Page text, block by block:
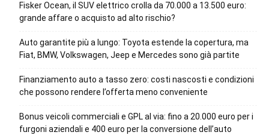
Fisker Ocean, il SUV elettrico crolla da 70.000 a 13.500 euro:
grande affare o acquisto ad alto rischio?
Auto garantite più a lungo: Toyota estende la copertura, ma
Fiat, BMW, Volkswagen, Jeep e Mercedes sono già partite
Finanziamento auto a tasso zero: costi nascosti e condizioni
che possono rendere l’offerta meno conveniente
Bonus veicoli commerciali e GPL al via: fino a 20.000 euro per i
furgoni aziendali e 400 euro per la conversione dell’auto